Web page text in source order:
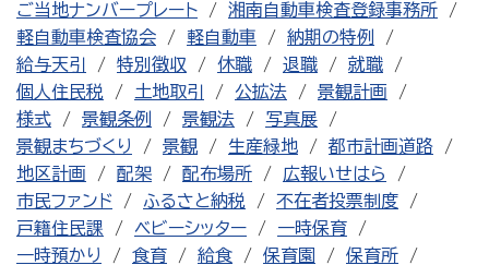
ご当地ナンバープレート
湘南自動車検査登録事務所
軽自動車検査協会
軽自動車
納期の特例
給与天引
特別徴収 休職 退職
就職
個人住民税
土地取引 公拡法
景観計画
様式
景観条例 景観法
写真展
景観まちづくり
景観 生産緑地
都市計画道路
地区計画
配架 配布場所
広報いせはら
市民ファンド
ふるさと納税
不在者投票制度
戸籍住民課
ベビーシッター
一時保育
一時預かり
食育 給食 保育園
保育所